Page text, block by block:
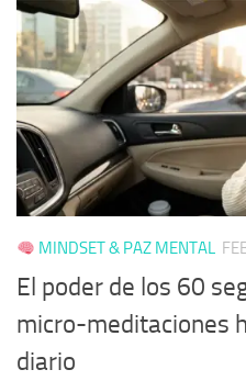
MINDSET & PAZ MENTAL
El poder de los 60
micro-meditaciones
diario